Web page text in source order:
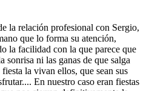
la relación profesional con Sergio,
que lo forma su atención,
la facilidad con la que parece que
sonrisa ni las ganas de que salga
la vivan ellos, que sean sus
En nuestro caso eran fiestas